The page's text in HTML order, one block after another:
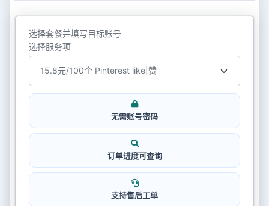
选择套餐并填写目标账号
选择服务项
无需账号密码
订单进度可查询
支持售后工单